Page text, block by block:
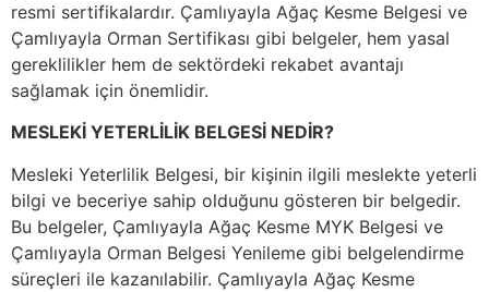
resmi sertifikalardır. Çamlıyayla Ağaç Kesme Belgesi ve
Çamlıyayla Orman Sertifikası gibi belgeler, hem yasal
gereklilikler hem de sektördeki rekabet avantajı
sağlamak için önemlidir.
MESLEKİ YETERLİLİK BELGESİ NEDİR?
Mesleki Yeterlilik Belgesi, bir kişinin ilgili meslekte yeterli
bilgi ve beceriye sahip olduğunu gösteren bir belgedir.
Bu belgeler, Çamlıyayla Ağaç Kesme MYK Belgesi ve
Çamlıyayla Orman Belgesi Yenileme gibi belgelendirme
süreçleri ile kazanılabilir. Çamlıyayla Ağaç Kesme